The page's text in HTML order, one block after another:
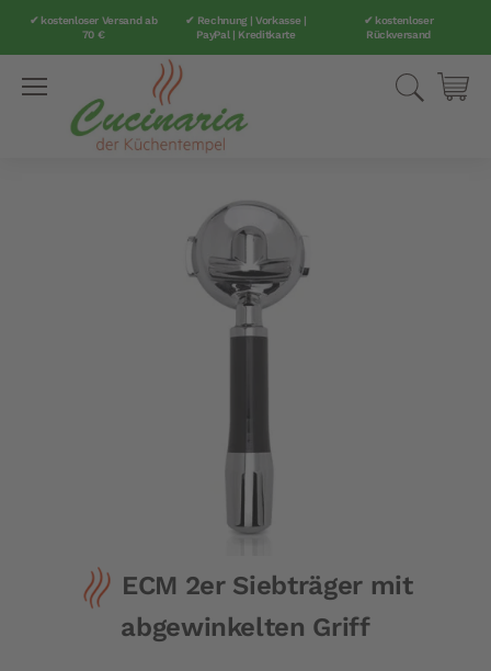
✔ kostenloser Versand ab
70 €
✔ Rechnung | Vorkasse |
PayPal | Kreditkarte
✔ kostenloser
Rückversand
Suche
ECM 2er Siebträger mit
abgewinkelten Griff